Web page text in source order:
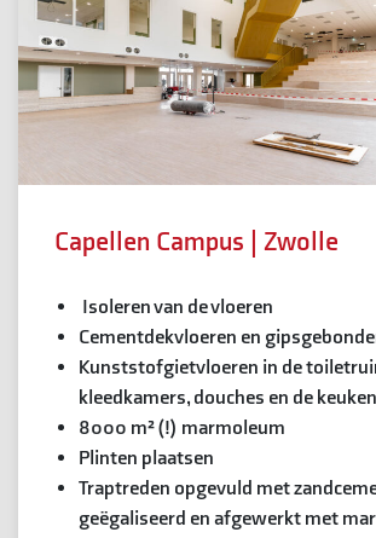
Capellen Campus | Zwolle
Isoleren van de vloeren
Cementdekvloeren en
Kunststofgietvloeren in de
kleedkamers, douches en de keuken
8000 m² (!) marmoleum
Plinten plaatsen
Traptreden opgevuld met
geëgaliseerd en afgewerkt met